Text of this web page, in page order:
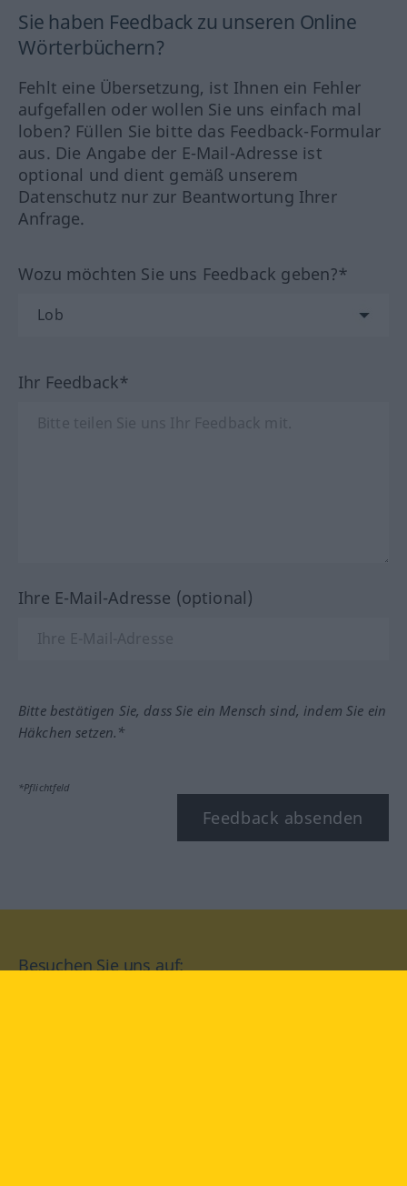
Sie haben Feedback zu unseren Online
Wörterbüchern?
Fehlt eine Übersetzung, ist Ihnen ein Fehler
aufgefallen oder wollen Sie uns einfach mal
loben? Füllen Sie bitte das Feedback-Formular
aus. Die Angabe der E-Mail-Adresse ist
optional und dient gemäß unserem
Datenschutz nur zur Beantwortung Ihrer
Anfrage.
Wozu möchten Sie uns Feedback geben?*
Ihr Feedback*
Ihre E-Mail-Adresse (optional)
Bitte bestätigen Sie, dass Sie ein Mensch sind, indem Sie ein
Häkchen setzen.*
*Pflichtfeld
Feedback absenden
Besuchen Sie uns auf: